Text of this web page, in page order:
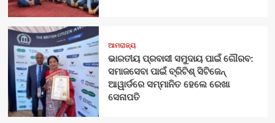
ଆମରାଜ୍ୟ
ଭାରତୀୟ ପ୍ରବାସୀ ସମୁଦାୟ ପାଇଁ ଗୌରବ:
ସମାଜସେବା ପାଇଁ ବ୍ରିଟିଶ୍ ସିଟିଜେନ୍
ଆୱାର୍ଡରେ ସମ୍ମାନିତ ହେଲେ ରେଖା
ସେନାପତି